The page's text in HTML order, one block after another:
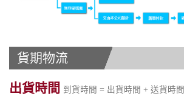
貨期物流
出貨時間 到貨時間 = 出貨時間 + 送貨時間